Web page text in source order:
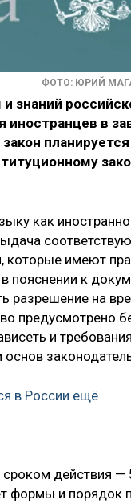
ФОТО: ЮРИЙ
знаний
иностранцев в
как
которые имеют
пояснении к
разрешение на
предусмотрено
и
в России ещё
действия —
формы и порядок